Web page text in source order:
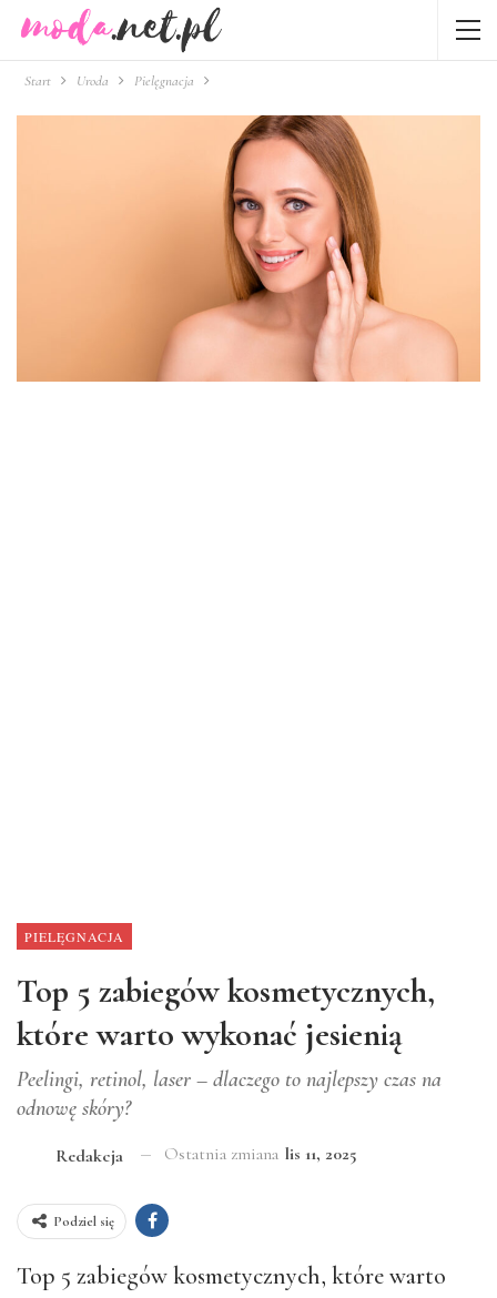
Start Uroda Pielęgnacja
PIELĘGNACJA
Top 5 zabiegów kosmetycznych,
które warto wykonać jesienią
Peelingi, retinol, laser – dlaczego to najlepszy czas na
odnowę skóry?
Redakcja Ostatnia zmiana lis 11, 2025
Podziel się
Top 5 zabiegów kosmetycznych, które warto